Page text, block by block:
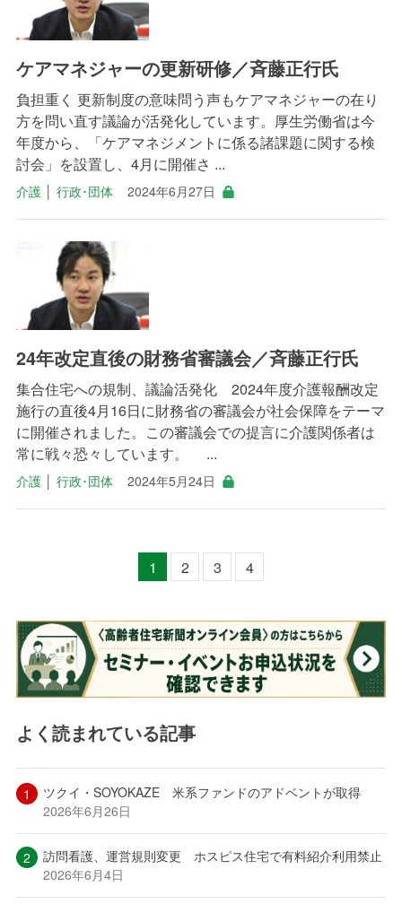
ケアマネジャーの更新研修／斉藤正行氏
負担重く 更新制度の意味問う声もケアマネジャーの在り
方を問い直す議論が活発化しています。厚生労働省は今
年度から、「ケアマネジメントに係る諸課題に関する検
討会」を設置し、4月に開催さ ...
介護│ 行政･団体 2024年6月27日
24年改定直後の財務省審議会／斉藤正行氏
集合住宅への規制、議論活発化 2024年度介護報酬改定
施行の直後4月16日に財務省の審議会が社会保障をテーマ
に開催されました。この審議会での提言に介護関係者は
常に戦々恐々しています。 ...
介護│ 行政･団体 2024年5月24日
1 2 3 4
よく読まれている記事
ツクイ・SOYOKAZE 米系ファンドのアドベントが取得
2026年6月26日
訪問看護、運営規則変更 ホスピス住宅で有料紹介利用禁止
2026年6月4日